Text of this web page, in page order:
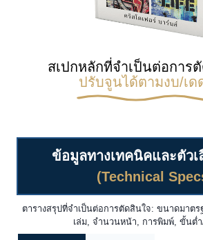
สเปกหลักที่จำเป็นต่อการ
ปรับจูนได้ตามงบ/เด
ข้อมูลทางเทคนิคและตัว
(Technical
ตารางสรุปที่จำเป็นต่อการตัดสินใจ: ขนาดมาตร
เล่ม, จำนวนหน้า, การพิมพ์, ขั้นต่